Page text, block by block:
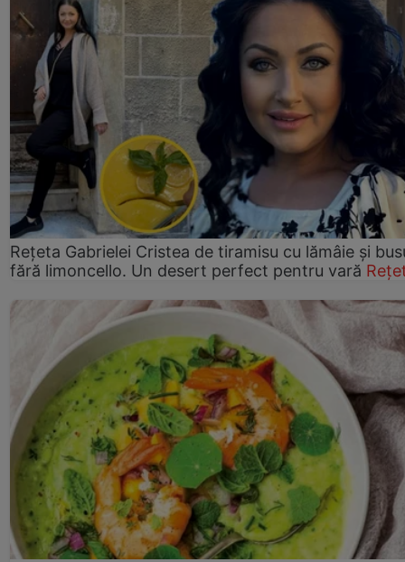
Rețeta Gabrielei Cristea de tiramisu cu lămâie și
fără limoncello. Un desert perfect pentru vară